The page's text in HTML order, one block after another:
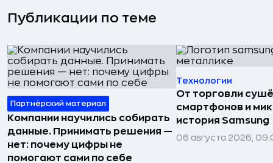
Публикации по теме
Партнёрский материал
Компании научились собирать
данные. Принимать решения —
нет: почему цифры не
помогают сами по себе
Технологии
От торговли
смартфонов и
история Samsung
06 августа 2026,